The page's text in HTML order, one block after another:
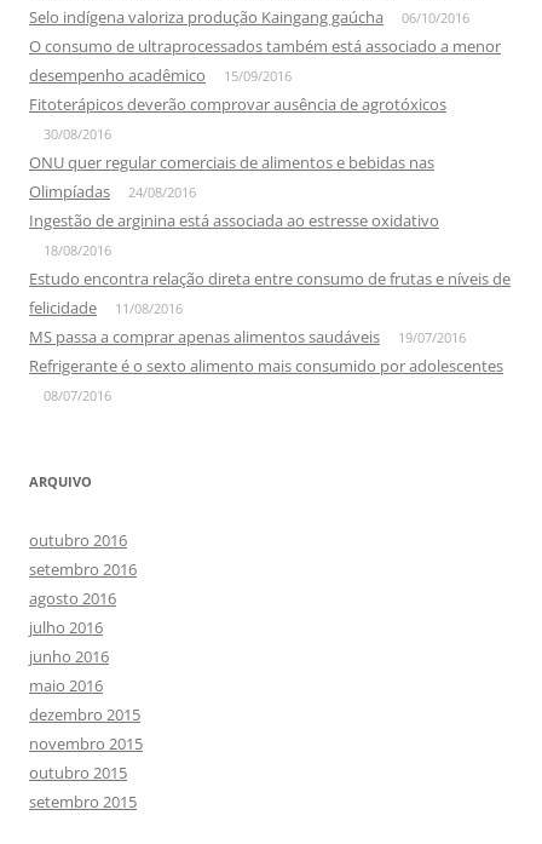
Selo indígena valoriza produção Kaingang gaúcha 06/10/2016
O consumo de ultraprocessados também está associado a menor
desempenho acadêmico
15/09/2016
Fitoterápicos deverão comprovar ausência de agrotóxicos
30/08/2016
ONU quer regular comerciais de alimentos e bebidas nas
Olimpíadas
24/08/2016
Ingestão de arginina está associada ao estresse oxidativo
18/08/2016
Estudo encontra relação direta entre consumo de frutas e níveis de
felicidade
11/08/2016
MS passa a comprar apenas alimentos saudáveis 19/07/2016
Refrigerante é o sexto alimento mais consumido por adolescentes
08/07/2016
ARQUIVO
outubro 2016
setembro 2016
agosto 2016
julho 2016
junho 2016
maio 2016
dezembro 2015
novembro 2015
outubro 2015
setembro 2015